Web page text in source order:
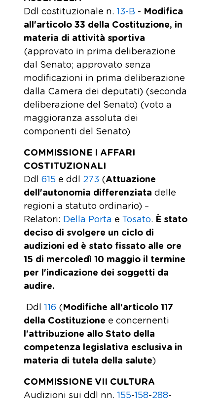
Ddl costituzionale n. 13-B - Modifica
all'articolo 33 della Costituzione, in
materia di attività sportiva
(approvato in prima deliberazione
dal Senato; approvato senza
modificazioni in prima deliberazione
dalla Camera dei deputati) (seconda
deliberazione del Senato) (voto a
maggioranza assoluta dei
componenti del Senato)
COMMISSIONE I AFFARI
COSTITUZIONALI
Ddl 615 e ddl 273 (Attuazione
dell'autonomia differenziata delle
regioni a statuto ordinario) –
Relatori: Della Porta e Tosato. È stato
deciso di svolgere un ciclo di
audizioni ed è stato fissato alle ore
15 di mercoledì 10 maggio il termine
per l'indicazione dei soggetti da
audire.
Ddl 116 ( Modifiche all'articolo 117
della Costituzione e concernenti
l'attribuzione allo Stato della
competenza legislativa esclusiva in
materia di tutela della salute)
COMMISSIONE VII CULTURA
Audizioni sui ddl nn. 155-158-288-